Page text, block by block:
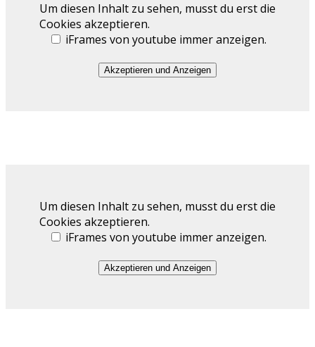
Um diesen Inhalt zu sehen, musst du erst die
Cookies akzeptieren.
iFrames von youtube immer anzeigen.
Akzeptieren und Anzeigen
Um diesen Inhalt zu sehen, musst du erst die
Cookies akzeptieren.
iFrames von youtube immer anzeigen.
Akzeptieren und Anzeigen